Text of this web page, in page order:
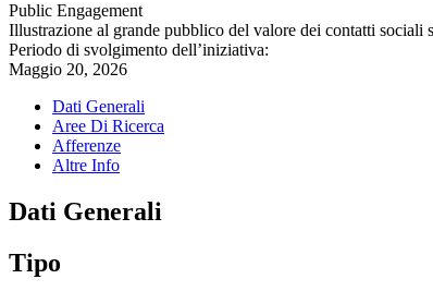
Public Engagement
Illustrazione al grande pubblico del valore dei contatti
Periodo di svolgimento dell’iniziativa:
Maggio 20, 2026
Dati Generali
Aree Di Ricerca
Afferenze
Altre Info
Dati Generali
Tipo